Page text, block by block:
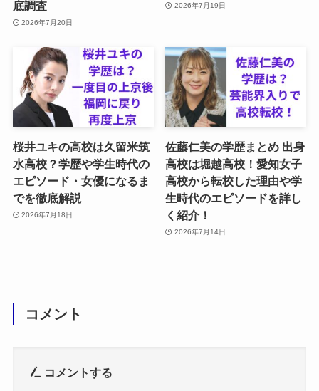
底調査
2026年7月20日
2026年7月19日
桜井ユキの高校は久留米筑
水高校？学歴や学生時代の
エピソード・女優になるま
でを徹底解説
2026年7月18日
佐藤仁美の学歴まとめ 出身
高校は堀越高校！愛知女子
高校から転校した理由や学
生時代のエピソードを詳し
く紹介！
2026年7月14日
コメント
コメントする